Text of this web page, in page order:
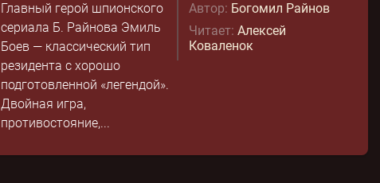
Автор: Богомил Райнов
Читает: Алексей
Коваленок
Главный герой шпионского
сериала Б. Райнова Эмиль
Боев — классический тип
резидента с хорошо
подготовленной «легендой».
Двойная игра,
противостояние,...